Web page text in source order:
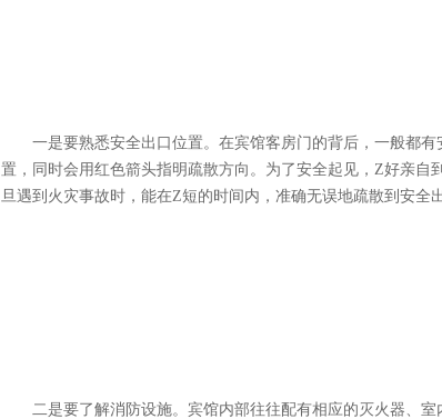
一是要熟悉安全出口位置。在宾馆客房门的背后，一般都有
置，同时会用红色箭头指明疏散方向。为了安全起见，Z好亲自
旦遇到火灾事故时，能在Z短的时间内，准确无误地疏散到安全出
二是要了解消防设施。宾馆内部往往配有相应的灭火器、室